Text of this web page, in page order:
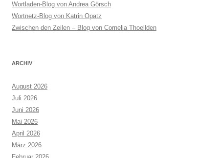
Wortladen-Blog von Andrea Görsch
Wortnetz-Blog von Katrin Opatz
Zwischen den Zeilen – Blog von Cornelia Thoellden
ARCHIV
August 2026
Juli 2026
Juni 2026
Mai 2026
April 2026
März 2026